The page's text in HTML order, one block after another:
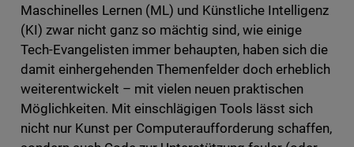
Maschinelles Lernen (ML) und Künstliche Intelligenz
(KI) zwar nicht ganz so mächtig sind, wie einige
Tech-Evangelisten immer behaupten, haben sich die
damit einhergehenden Themenfelder doch erheblich
weiterentwickelt – mit vielen neuen praktischen
Möglichkeiten. Mit einschlägigen Tools lässt sich
nicht nur Kunst per Computeraufforderung schaffen,